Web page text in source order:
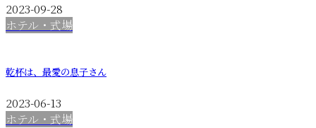
2023-09-28
ホテル・式場
乾杯は、最愛の息子さん
2023-06-13
ホテル・式場